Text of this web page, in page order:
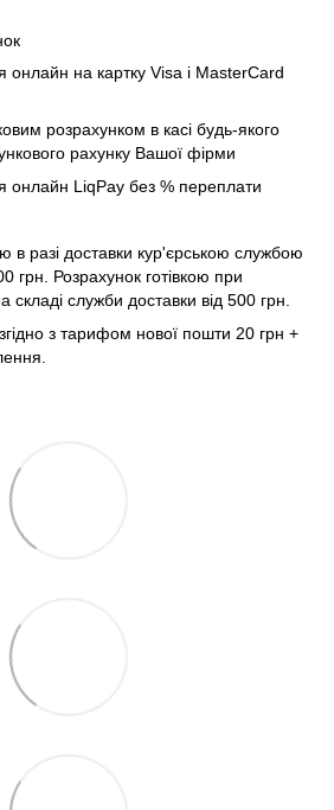
на картку Visa і MasterCard
розрахунком в касі будь-якого
рахунку Вашої фірми
онлайн LiqPay без % переплати
в разі доставки кур'єрською службою
грн. Розрахунок готівкою при
складі служби доставки від 500 грн.
з тарифом нової пошти 20 грн +